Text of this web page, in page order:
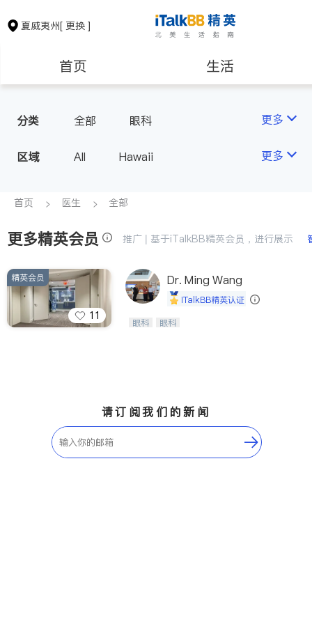
夏威夷州[ 更换 ]
首页 生活
房地产租售
教育
非盈利组织
分类 全部 眼科 更多
区域 All Hawaii 更多
首页 医生 全部
更多精英会员 推广 | 基于iTalkBB精英会员，进行展示
11
精英会员 Dr. Ming Wang
iTalkBB精英认证
Wang Vision Institute has more tha
眼科 眼科
请订阅我们的新闻